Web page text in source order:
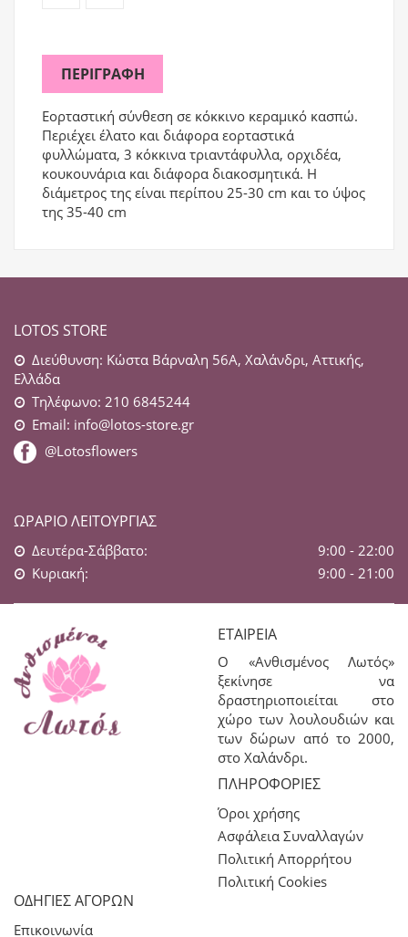
ΠΕΡΙΓΡΑΦΉ
Εορταστική σύνθεση σε κόκκινο κεραμικό κασπώ.
Περιέχει έλατο και διάφορα εορταστικά
φυλλώματα, 3 κόκκινα τριαντάφυλλα, ορχιδέα,
κουκουνάρια και διάφορα διακοσμητικά. Η
διάμετρος της είναι περίπου 25-30 cm και το ύψος
της 35-40 cm
LOTOS STORE
Διεύθυνση: Κώστα Βάρναλη 56Α, Χαλάνδρι, Αττικής,
Ελλάδα
Τηλέφωνο: 210 6845244
Email: info@lotos-store.gr
@Lotosflowers
ΩΡΆΡΙΟ ΛΕΙΤΟΥΡΓΊΑΣ
Δευτέρα-Σάββατο:
9:00 - 22:00
Κυριακή:
9:00 - 21:00
ΕΤΑΙΡΕΊΑ
Ο «Ανθισμένος Λωτός»
ξεκίνησε να
δραστηριοποιείται στο
χώρο των λουλουδιών και
των δώρων από το 2000,
στο Χαλάνδρι.
ΠΛΗΡΟΦΟΡΊΕΣ
Όροι χρήσης
Ασφάλεια Συναλλαγών
Πολιτική Απορρήτου
Πολιτική Cookies
ΟΔΗΓΙΕΣ ΑΓΟΡΩΝ
Επικοινωνία